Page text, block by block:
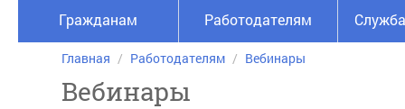
Гражданам Работодателям
Главная Работодателям Вебинары
Вебинары